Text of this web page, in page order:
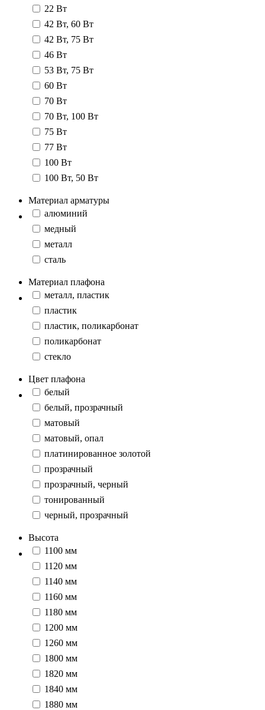
22 Вт
42 Вт, 60 Вт
42 Вт, 75 Вт
46 Вт
53 Вт, 75 Вт
60 Вт
70 Вт
70 Вт, 100 Вт
75 Вт
77 Вт
100 Вт
100 Вт, 50 Вт
Материал арматуры
aлюминий
медный
металл
сталь
Материал плафона
металл, пластик
пластик
пластик, поликарбонат
поликарбонат
стекло
Цвет плафона
белый
белый, прозрачный
матовый
матовый, опал
платинированное золотой
прозрачный
прозрачный, черный
тонированный
черный, прозрачный
Высота
1100 мм
1120 мм
1140 мм
1160 мм
1180 мм
1200 мм
1260 мм
1800 мм
1820 мм
1840 мм
1880 мм